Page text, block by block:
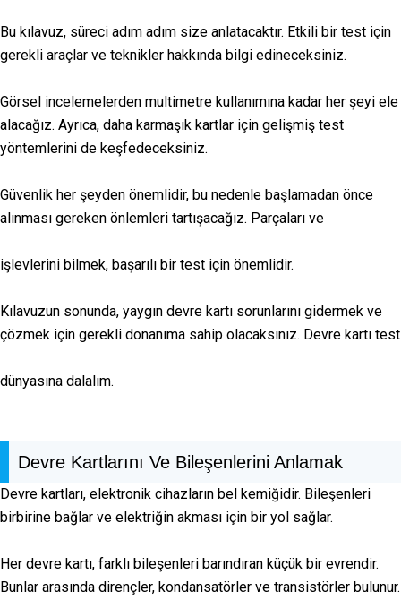
Bu kılavuz, süreci adım adım size anlatacaktır. Etkili bir test için
gerekli araçlar ve teknikler hakkında bilgi edineceksiniz.
Görsel incelemelerden multimetre kullanımına kadar her şeyi ele
alacağız. Ayrıca, daha karmaşık kartlar için gelişmiş test
yöntemlerini de keşfedeceksiniz.
Güvenlik her şeyden önemlidir, bu nedenle başlamadan önce
alınması gereken önlemleri tartışacağız. Parçaları ve
işlevlerini bilmek, başarılı bir test için önemlidir.
Kılavuzun sonunda, yaygın devre kartı sorunlarını gidermek ve
çözmek için gerekli donanıma sahip olacaksınız. Devre kartı test
dünyasına dalalım.
Devre Kartlarını Ve Bileşenlerini Anlamak
Devre kartları, elektronik cihazların bel kemiğidir. Bileşenleri
birbirine bağlar ve elektriğin akması için bir yol sağlar.
Her devre kartı, farklı bileşenleri barındıran küçük bir evrendir.
Bunlar arasında dirençler, kondansatörler ve transistörler bulunur.